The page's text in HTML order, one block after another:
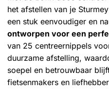
het afstellen van je
een stuk eenvoudiger en
ontworpen voor een
van 25 centreernippels
duurzame afstelling,
soepel en betrouwbaar
fietsenmakers en